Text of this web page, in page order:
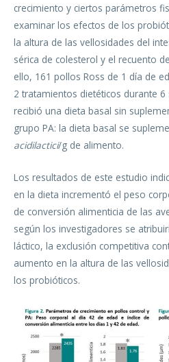
crecimiento y ciertos parámetros
examinar los efectos de los
la altura de las vellosidades del
sérica de colesterol y el recuento
ello, 161 pollos Ross de 1 día de
2 tratamientos dietéticos durante
recibió una dieta basal sin
grupo PA: la dieta basal se
acidilactici/g de alimento.
Los resultados de este estudio
en la dieta incrementó el peso
de conversión alimenticia de las
según los investigadores se
láctico, la exclusión competitiva
aumento en la altura de las
los probióticos.